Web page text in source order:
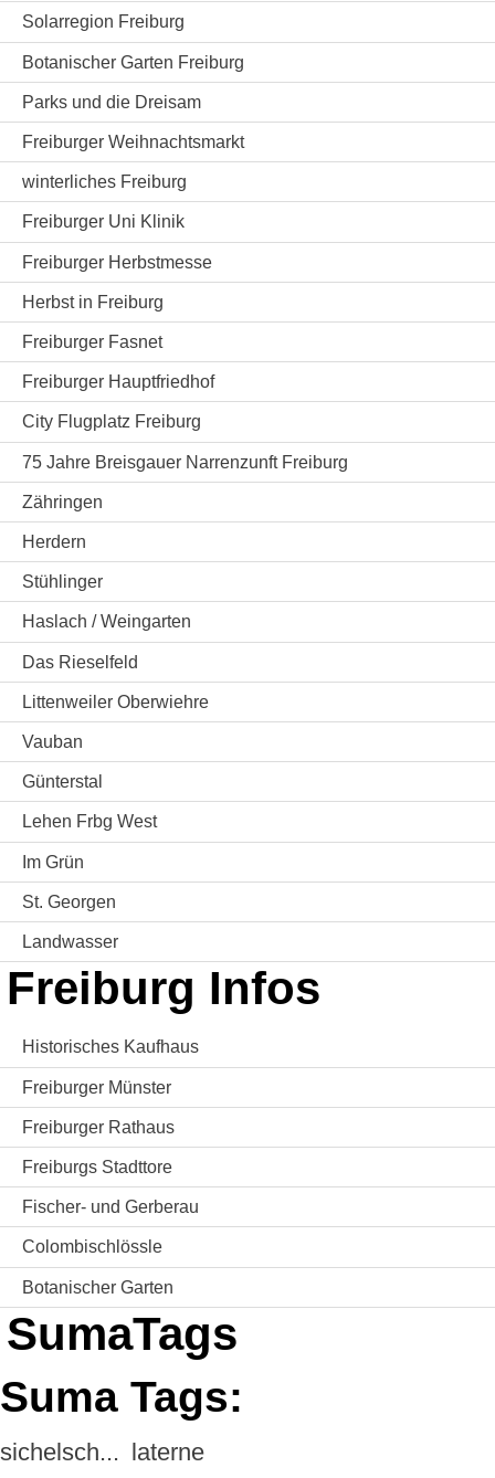
Solarregion Freiburg
Botanischer Garten Freiburg
Parks und die Dreisam
Freiburger Weihnachtsmarkt
winterliches Freiburg
Freiburger Uni Klinik
Freiburger Herbstmesse
Herbst in Freiburg
Freiburger Fasnet
Freiburger Hauptfriedhof
City Flugplatz Freiburg
75 Jahre Breisgauer Narrenzunft Freiburg
Zähringen
Herdern
Stühlinger
Haslach / Weingarten
Das Rieselfeld
Littenweiler Oberwiehre
Vauban
Günterstal
Lehen Frbg West
Im Grün
St. Georgen
Landwasser
Freiburg Infos
Historisches Kaufhaus
Freiburger Münster
Freiburger Rathaus
Freiburgs Stadttore
Fischer- und Gerberau
Colombischlössle
Botanischer Garten
SumaTags
Suma Tags:
sichelsch... laterne